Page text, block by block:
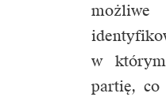
możliwe
w
partię, co